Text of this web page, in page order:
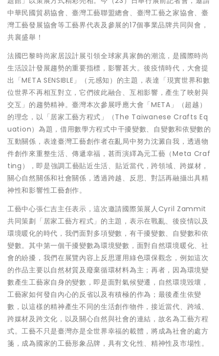
中華民國貿易協會、臺灣工藝聯盟總會、臺灣工藝之家協會、臺
灣工藝發展協會等工藝界代表及參展的17個事業品牌共同與會，
共襄盛舉！
法國巴黎時尚家居設計展引領全球家具家飾的潮流，是國際時尚
生活設計發展趨勢的重要指標，影響甚大。後疫情時代，大會提
出「META SENSIBLE」（元感知）的主題，表達「現實世界和數
位世界不再相互對立，它們彼此融合、互相影響，產生了映射與
交互」的趨勢精神。臺灣本次參展呼應大會「META」（超越）
的理念，以「居家工藝方程式」（The Taiwanese Crafts Eq
uation）為題，借用數學方程式中干擾變數、自變數和依變數的
互動關係，表達臺灣工藝創作者在亂局中努力沈澱自我，透過物
件創作來重整生活、傳遞幸福，甚而演繹為元工藝（Meta Craf
ting），即是強調工藝貼近生活、貼近當代，跨領域、跨媒材，
關心自然關係和社會關係，透過跨越、反思、對話再融攝出具精
神性和影響性工藝創作。
工藝中心張仁吉主任表示，這次邀請國際策展人Cyril Zammit
共同策劃「居家工藝方程式」的主題，表示在戰亂、後疫情以及
環境暖化的時代，我們面對多項變數，有干擾變數、自變數和依
變數。其中第一個干擾變數為環境變數，面對自然環境暖化、社
會的紛擾，我們在展覽內容上反思運用綠色環保觀念，例如這次
的作品主要以自然材質及廢棄循環材料為主；再者，因為環境變
數產生工藝家自身的變數，即是面對氣候變遷，自然環境毀壞，
工藝家如何發自內心的反省以及有積極的作為；最後產生依變
數，以這樣的精神產生不同的生活創作物件，接近當代、跨域、
跨媒材及跨文化，以及關心自然與社會的連結，故名為工藝方程
式。工藝不只是臺灣亦是全世界幸福的載體，將成為社會的處方
箋，成為國家的工藝形象品牌，具有文化性、精神性及市場性。